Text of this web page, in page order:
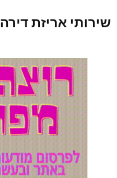
שירותי אריזת דירה